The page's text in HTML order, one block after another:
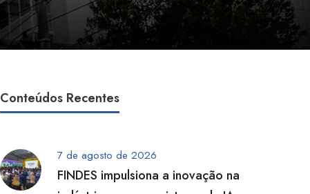
Conteúdos Recentes
7 de agosto de 2026
FINDES impulsiona a inovação na